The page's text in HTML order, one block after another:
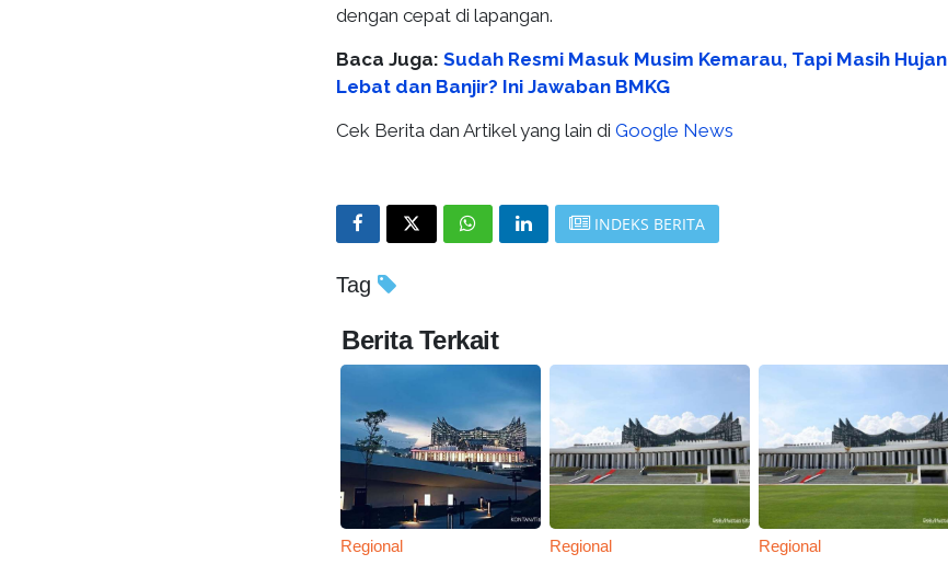
dengan cepat di lapangan.
Baca Juga: Sudah Resmi Masuk Musim Kemarau, Tapi Masih Hujan
Lebat dan Banjir? Ini Jawaban BMKG
Cek Berita dan Artikel yang lain di Google News
INDEKS BERITA
Tag
Berita Terkait
Regional Regional Regional